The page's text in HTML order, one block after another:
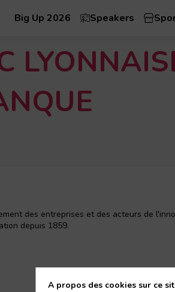
Big Up 2026 Speakers
des entreprises et des acteurs de
depuis 1859.
A propos des cookies sur ce